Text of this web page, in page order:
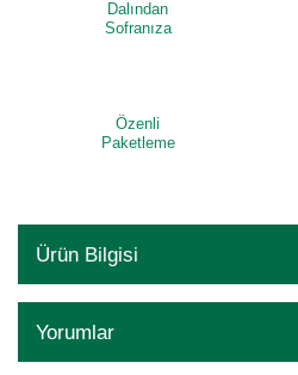
Dalından
Sofranıza
Özenli
Paketleme
Ürün Bilgisi
Yorumlar